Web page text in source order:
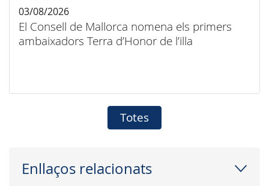
El Consell de Mallorca nomena els primers
ambaixadors Terra d’Honor de l’illa
03/08/2026
Totes
Enllaços relacionats